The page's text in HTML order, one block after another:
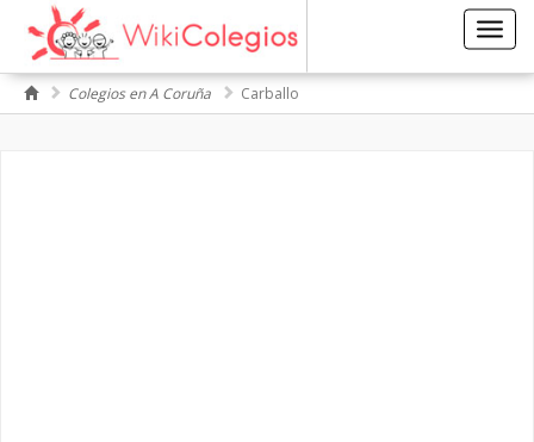
Colegios en A Coruña Carballo